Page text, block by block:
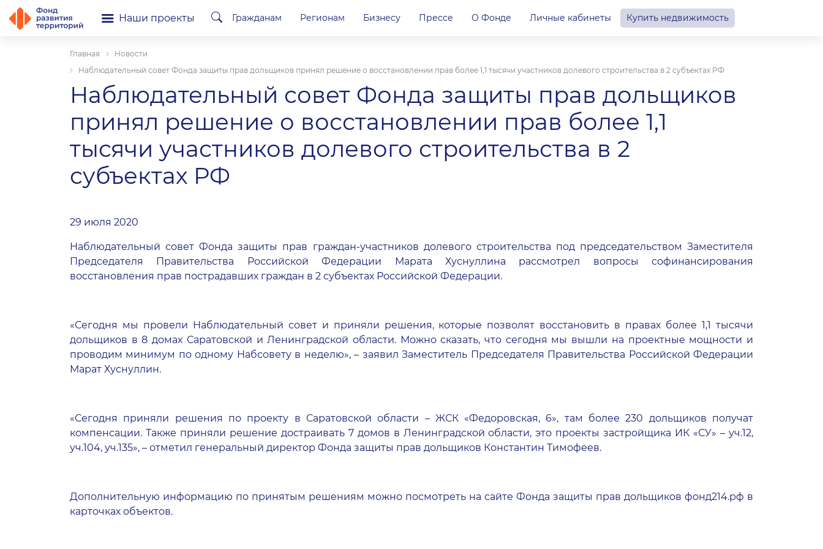
Наши проекты Гражданам Регионам Бизнесу Прессе О Фонде Личные кабинеты Купить недвижимость
Главная
Новости
Наблюдательный совет Фонда защиты прав дольщиков принял решение о восстановлении прав более 1,1 тысячи участников долевого строительства в 2 субъектах РФ
Наблюдательный совет Фонда защиты прав дольщиков
принял решение о восстановлении прав более 1,1
тысячи участников долевого строительства в 2
субъектах РФ
29 июля 2020
Наблюдательный совет Фонда защиты прав граждан-участников долевого строительства под председательством Заместителя
Председателя Правительства Российской Федерации Марата Хуснуллина рассмотрел вопросы софинансирования
восстановления прав пострадавших граждан в 2 субъектах Российской Федерации.
«Сегодня мы провели Наблюдательный совет и приняли решения, которые позволят восстановить в правах более 1,1 тысячи
дольщиков в 8 домах Саратовской и Ленинградской области. Можно сказать, что сегодня мы вышли на проектные мощности и
проводим минимум по одному Набсовету в неделю», – заявил Заместитель Председателя Правительства Российской Федерации
Марат Хуснуллин.
«Сегодня приняли решения по проекту в Саратовской области – ЖСК «Федоровская, 6», там более 230 дольщиков получат
компенсации. Также приняли решение достраивать 7 домов в Ленинградской области, это проекты застройщика ИК «СУ» – уч.12,
уч.104, уч.135», – отметил генеральный директор Фонда защиты прав дольщиков Константин Тимофеев.
Дополнительную информацию по принятым решениям можно посмотреть на сайте Фонда защиты прав дольщиков фонд214.рф в
карточках объектов.